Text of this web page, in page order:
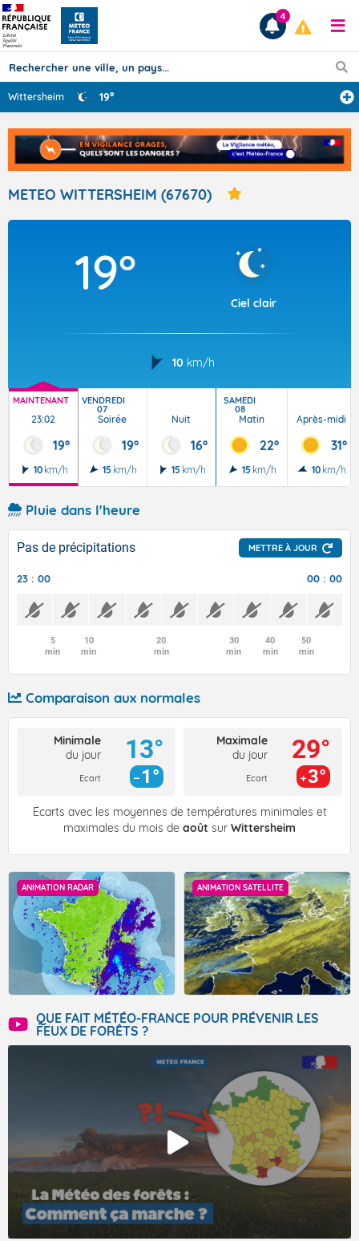
Prévisions
TOUS LES RÉSULTATS
Articles
4
Wittersheim 19°
METEO WITTERSHEIM (67670)
19°
Ciel clair
10 km/h
MAINTENANT
23:02
19°
10 km/h
VENDREDI
07
Soirée
19°
15 km/h
Nuit
16°
15 km/h
SAMEDI
08
Matin
22°
15 km/h
Après-midi
31°
10 km/h
Pluie dans l'heure
Pas de précipitations METTRE À JOUR
23 : 00 00 : 00
5
min
10
min
20
min
30
min
40
min
50
min
Comparaison aux normales
Minimale
du jour
Ecart
13°
1°
Maximale
du jour
Ecart
29°
3°
Écarts avec les moyennes de températures minimales et
maximales du mois de août sur Wittersheim
ANIMATION RADAR ANIMATION SATELLITE
QUE FAIT MÉTÉO-FRANCE POUR PRÉVENIR LES
FEUX DE FORÊTS ?